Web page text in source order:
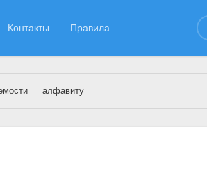
Контакты Правила
алфавиту